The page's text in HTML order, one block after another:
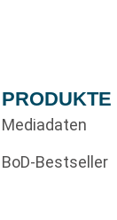
PRODUKTE
Mediadaten
BoD-Bestseller